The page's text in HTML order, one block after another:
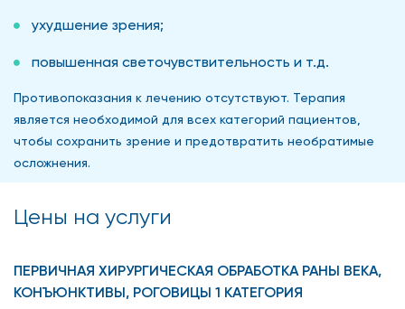
ухудшение зрения;
повышенная светочувствительность и т.д.
Противопоказания к лечению отсутствуют. Терапия
является необходимой для всех категорий пациентов,
чтобы сохранить зрение и предотвратить необратимые
осложнения.
Цены на услуги
ПЕРВИЧНАЯ ХИРУРГИЧЕСКАЯ ОБРАБОТКА РАНЫ ВЕКА,
КОНЪЮНКТИВЫ, РОГОВИЦЫ 1 КАТЕГОРИЯ